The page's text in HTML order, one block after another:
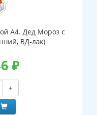
А4. Дед Мороз с
ВД-лак)
₽
+